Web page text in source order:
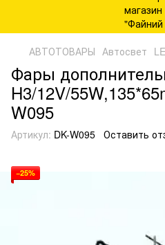
АВТОТОВАРЫ Автосвет
Фары
H3/12V/
W095
Артикул: DK-W095 Оставить
−25%